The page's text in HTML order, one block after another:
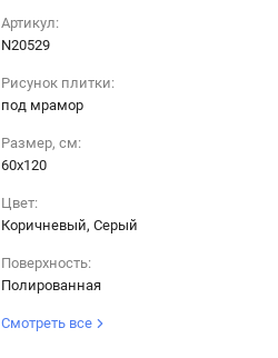
Артикул:
N20529
Рисунок плитки:
под мрамор
Размер, см:
60х120
Цвет:
Коричневый, Серый
Поверхность:
Полированная
Смотреть все